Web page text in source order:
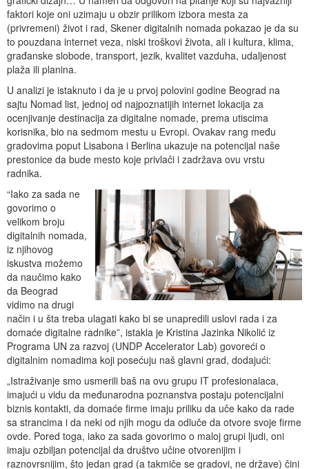
faktori koje oni uzimaju u obzir prilikom izbora mesta za
(privremeni) život i rad, Skener digitalnih nomada pokazao je da su
to pouzdana internet veza, niski troškovi života, ali i kultura, klima,
građanske slobode, transport, jezik, kvalitet vazduha, udaljenost
plaža ili planina.
U analizi je istaknuto i da je u prvoj polovini godine Beograd na
sajtu Nomad list, jednoj od najpoznatijih internet lokacija za
ocenjivanje destinacija za digitalne nomade, prema utiscima
korisnika, bio na sedmom mestu u Evropi. Ovakav rang među
gradovima poput Lisabona i Berlina ukazuje na potencijal naše
prestonice da bude mesto koje privlači i zadržava ovu vrstu
radnika.
“Iako za sada ne
govorimo o
velikom broju
digitalnih nomada,
iz njihovog
iskustva možemo
da naučimo kako
da Beograd
vidimo na drugi
način i u šta treba ulagati kako bi se unapredili uslovi rada i za
domaće digitalne radnike”, istakla je Kristina Jazinka Nikolić iz
Programa UN za razvoj (UNDP Accelerator Lab) govoreći o
digitalnim nomadima koji posećuju naš glavni grad, dodajući:
„Istraživanje smo usmerili baš na ovu grupu IT profesionalaca,
imajući u vidu da međunarodna poznanstva postaju potencijalni
biznis kontakti, da domaće firme imaju priliku da uče kako da rade
sa strancima i da neki od njih mogu da odluče da otvore svoje firme
ovde. Pored toga, iako za sada govorimo o maloj grupi ljudi, oni
imaju ozbiljan potencijal da društvo učine otvorenijim i
raznovrsnijim, što jedan grad (a takmiče se gradovi, ne države) čini